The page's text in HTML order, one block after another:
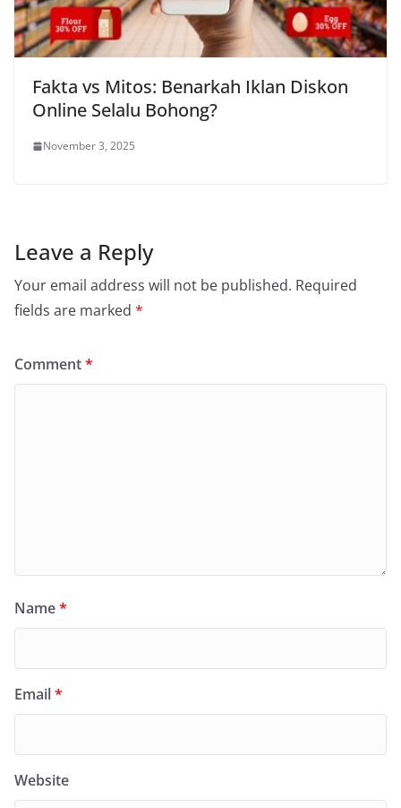
Fakta vs Mitos: Benarkah Iklan Diskon
Online Selalu Bohong?
November 3, 2025
Leave a Reply
Your email address will not be published. Required
fields are marked *
Comment*
Name*
Email*
Website